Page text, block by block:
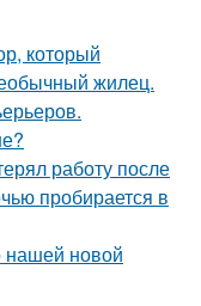
который
жилец.
работу после
пробирается в
нашей новой